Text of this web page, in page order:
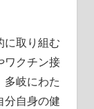
に取り組む
ワクチン接
多岐にわた
分自身の健